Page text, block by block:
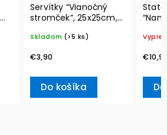
Servítky “Vianočný
stromček”, 25x25cm,
Villeroy & Boch
Skladom (>5 ks)
€3,90
Do košíka